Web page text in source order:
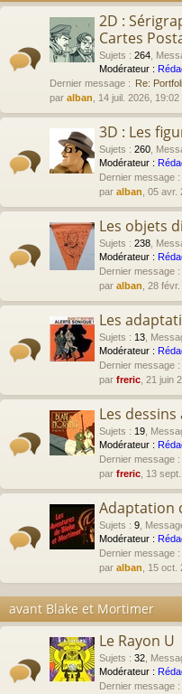
2D :
Cartes
Sujets : 264
Modérateur :
Dernier message : Re:
par alban , 14 juil. 2026, 19:02
3D : Les
Sujets : 260
Modérateur :
Dernier message :
par alban , 05
Les objets
Sujets : 238
Modérateur :
Dernier message :
par alban , 28
Les
Sujets : 13
Modérateur :
Dernier message :
par freric , 21 juin
Les dessins
Sujets : 19
Modérateur :
Dernier message :
par freric , 13
Adaptation
Sujets : 9
Modérateur :
Dernier message :
par alban , 15
avant Blake et Mortimer
Le Rayon U
Sujets : 32
Modérateur :
Dernier message :